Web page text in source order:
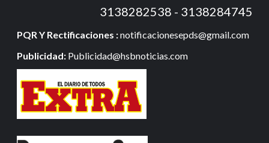
3138282538 - 3138284745
PQR Y Rectificaciones :notificacionesepds@gmail.com
Publicidad: Publicidad@hsbnoticias.com